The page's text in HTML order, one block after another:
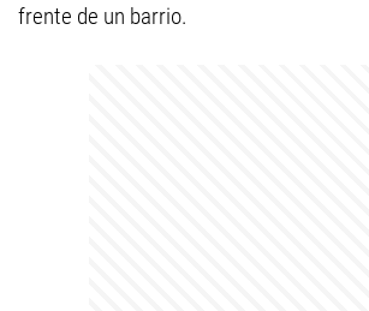
frente de un barrio.